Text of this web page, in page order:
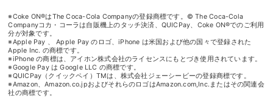
※Coke ON®はThe Coca-Cola Companyの登録商標です。© The Coca-Cola
Companyコカ・コーラは自販機上のタッチ決済、QUICPay、Coke ON®でのご利用
分が対象です。
※Apple Pay 、 Apple Pay のロゴ、iPhone は米国および他の国々で登録された
Apple Inc. の商標です。
※iPhone の商標は、アイホン株式会社のライセンスにもとづき使用されています。
※Google Pay は Google LLC の商標です。
※QUICPay（クイックペイ）TMは、株式会社ジェーシービーの登録商標です。
※Amazon、Amazon.co.jpおよびそれらのロゴはAmazon.com,Inc.またはその関連会
社の商標です。